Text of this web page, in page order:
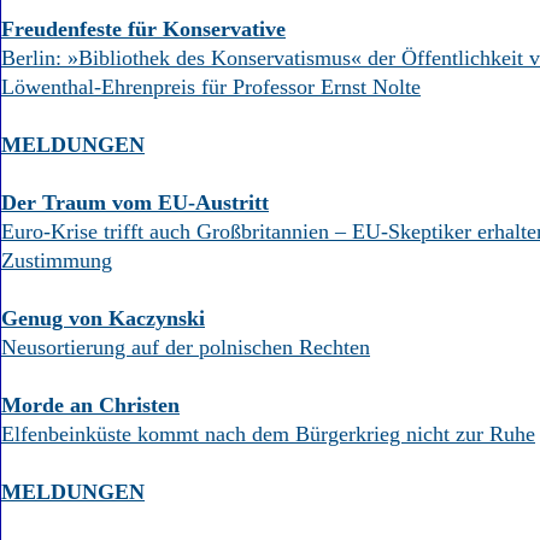
Freudenfeste für Konservative
Berlin: »Bibliothek des Konservatismus« der Öffentlichkeit
Löwenthal-Ehrenpreis für Professor Ernst Nolte
MELDUNGEN
Der Traum vom EU-Austritt
Euro-Krise trifft auch Großbritannien – EU-Skeptiker
Zustimmung
Genug von Kaczynski
Neusortierung auf der polnischen Rechten
Morde an Christen
Elfenbeinküste kommt nach dem Bürgerkrieg nicht zur Ruhe
MELDUNGEN